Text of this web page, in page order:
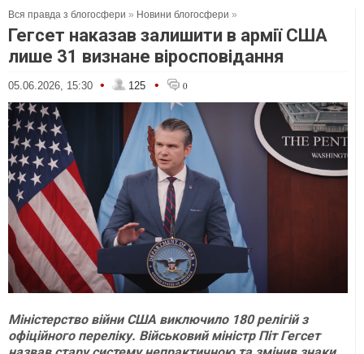
Вся правда з блогосфери » Новини блогосфери »
Гегсет наказав залишити в армії США
лише 31 визнане віросповідання
05.06.2026, 15:30 • 125 • 0
Міністерство війни США виключило 180 релігій з
офіційного переліку. Військовий міністр Піт Гегсет